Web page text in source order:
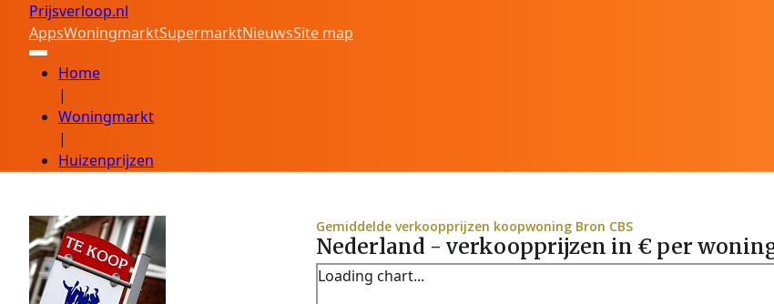
Prijsverloop.nl
AppsWoningmarktSupermarktNieuwsSite map
Home
|
Woningmarkt
|
Huizenprijzen
Gemiddelde verkoopprijzen koopwoning Bron CBS
Nederland - verkoopprijzen in € per